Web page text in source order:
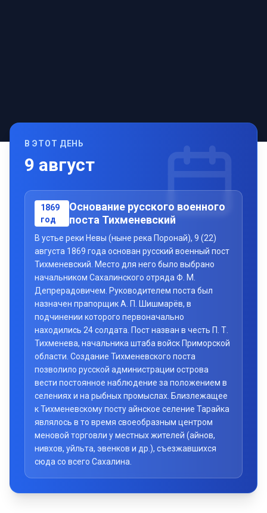
В ЭТОТ ДЕНЬ
9 август
1869
год
Основание русского военного
поста Тихменевский
В устье реки Невы (ныне река Поронай), 9 (22)
августа 1869 года основан русский военный пост
Тихменевский. Место для него было выбрано
начальником Сахалинского отряда Ф. М.
Депрерадовичем. Руководителем поста был
назначен прапорщик А. П. Шишмарёв, в
подчинении которого первоначально
находились 24 солдата. Пост назван в честь П. Т.
Тихменева, начальника штаба войск Приморской
области. Создание Тихменевского поста
позволило русской администрации острова
вести постоянное наблюдение за положением в
селениях и на рыбных промыслах. Близлежащее
к Тихменевскому посту айнское селение Тарайка
являлось в то время своеобразным центром
меновой торговли у местных жителей (айнов,
нивхов, уйльта, эвенков и др.), съезжавшихся
сюда со всего Сахалина.